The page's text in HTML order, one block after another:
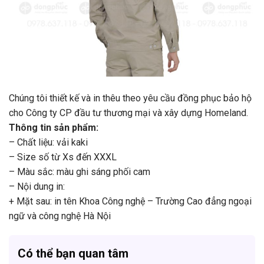
Chúng tôi thiết kế và in thêu theo yêu cầu đồng phục bảo hộ
cho Công ty CP đầu tư thương mại và xây dựng Homeland.
Thông tin sản phẩm:
– Chất liệu: vải kaki
– Size số từ Xs đến XXXL
– Màu sắc: màu ghi sáng phối cam
– Nội dung in:
+ Mặt sau: in tên Khoa Công nghệ – Trường Cao đẳng ngoại
ngữ và công nghệ Hà Nội
Có thể bạn quan tâm